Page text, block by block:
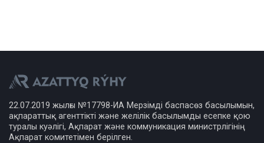
22.07.2019 жылғы №17798-ИА Мерзімді баспасөз басылымын,
ақпараттық агенттікті және желілік басылымды есепке қою
туралы куәлігі, Ақпарат және коммуникация министрлігінің
Ақпарат комитетімен берілген.